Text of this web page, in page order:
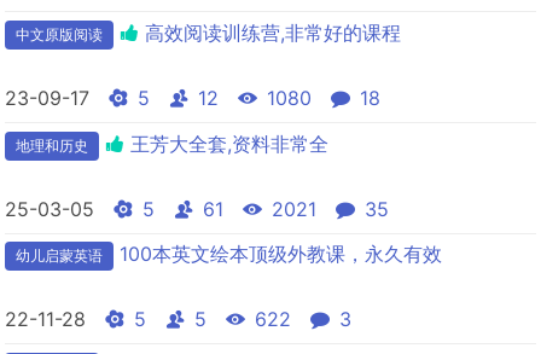
中文原版阅读 高效阅读训练营,非常好的课程
23-09-17 5 12 1080 18
地理和历史 王芳大全套,资料非常全
25-03-05 5 61 2021 35
幼儿启蒙英语 100本英文绘本顶级外教课，永久有效
22-11-28 5 5 622 3